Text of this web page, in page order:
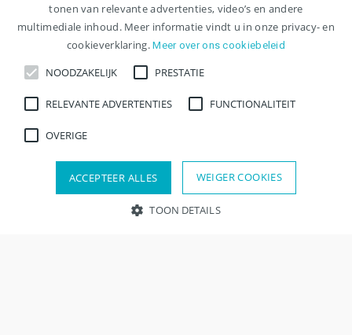
Bekijk vacature
Opslaan
ANIOS Basisarts
tonen van relevante advertenties, video’s en andere
multimediale inhoud. Meer informatie vindt u in onze privacy- en
cookieverklaring.Meer over ons cookiebeleid
NOODZAKELIJK PRESTATIE
RELEVANTE ADVERTENTIES FUNCTIONALITEIT
OVERIGE
ACCEPTEER ALLES WEIGER COOKIES
TOON DETAILS